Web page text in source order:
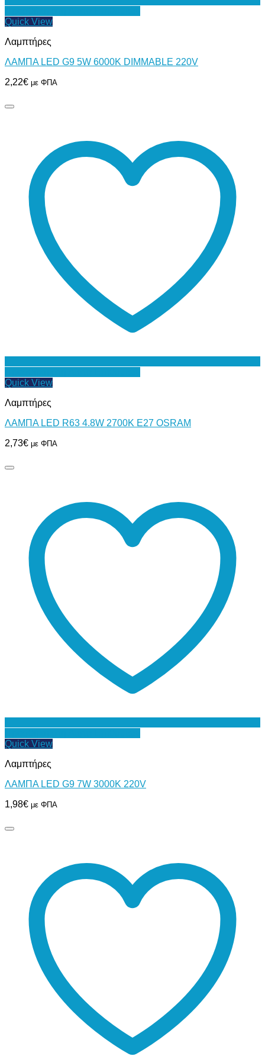
Quick View
Λαμπτήρες
ΛΑΜΠΑ LED G9 5W 6000Κ DIMMABLE 220V
2,22€ με ΦΠΑ
Quick View
Λαμπτήρες
ΛΑΜΠΑ LED R63 4.8W 2700K Ε27 OSRAM
2,73€ με ΦΠΑ
Quick View
Λαμπτήρες
ΛΑΜΠΑ LED G9 7W 3000Κ 220V
1,98€ με ΦΠΑ